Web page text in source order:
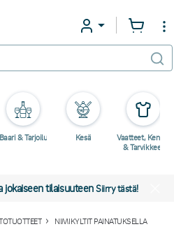
Baari & Tarjoilu Kesä
Vaatteet, Kengät
& Tarvikkeet
jokaiseen tilaisuuteenSiirry tästä!
NIMIKYLTIT PAINATUKSELLA